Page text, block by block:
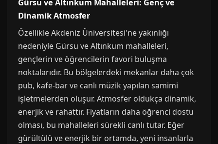
Gürsu ve Altınkum Mahalleleri: Genç ve
Dinamik Atmosfer
Özellikle Akdeniz Üniversitesi'ne yakınlığı
nedeniyle Gürsu ve Altınkum mahalleleri,
gençlerin ve öğrencilerin favori buluşma
noktalarıdır. Bu bölgelerdeki mekanlar daha çok
pub, kafe-bar ve canlı müzik yapılan samimi
işletmelerden oluşur. Atmosfer oldukça dinamik,
enerjik ve rahattır. Fiyatların daha öğrenci dostu
olması, bu mahalleleri sürekli canlı tutar. Eğer
gürültülü ve enerjik bir ortamda, yeni insanlarla